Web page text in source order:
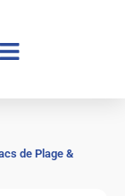
de Plage &